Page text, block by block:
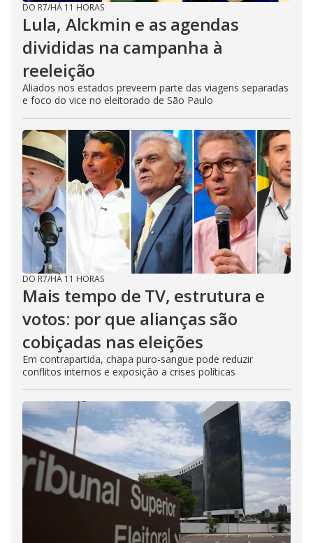
DO R7/HÁ 11 HORAS
Lula, Alckmin e as agendas
divididas na campanha à
reeleição
Aliados nos estados preveem parte das viagens separadas
e foco do vice no eleitorado de São Paulo
DO R7/HÁ 11 HORAS
Mais tempo de TV, estrutura e
votos: por que alianças são
cobiçadas nas eleições
Em contrapartida, chapa puro-sangue pode reduzir
conflitos internos e exposição a crises políticas